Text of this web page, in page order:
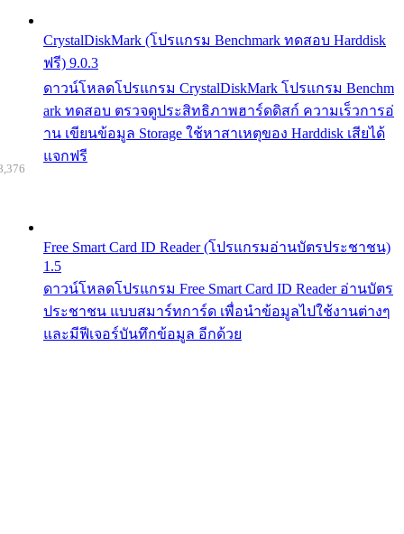
CrystalDiskMark (โปรแกรม Benchmark ทดสอบ Harddisk
ฟรี) 9.0.3
ดาวน์โหลดโปรแกรม CrystalDiskMark โปรแกรม Benchm
ark ทดสอบ ตรวจดูประสิทธิภาพฮาร์ดดิสก์ ความเร็วการอ่
าน เขียนข้อมูล Storage ใช้หาสาเหตุของ Harddisk เสียได้
แจกฟรี
Free Smart Card ID Reader (โปรแกรมอ่านบัตรประชาชน)
1.5
ดาวน์โหลดโปรแกรม Free Smart Card ID Reader อ่านบัตร
ประชาชน แบบสมาร์ทการ์ด เพื่อนำข้อมูลไปใช้งานต่างๆ
และมีฟีเจอร์บันทึกข้อมูล อีกด้วย